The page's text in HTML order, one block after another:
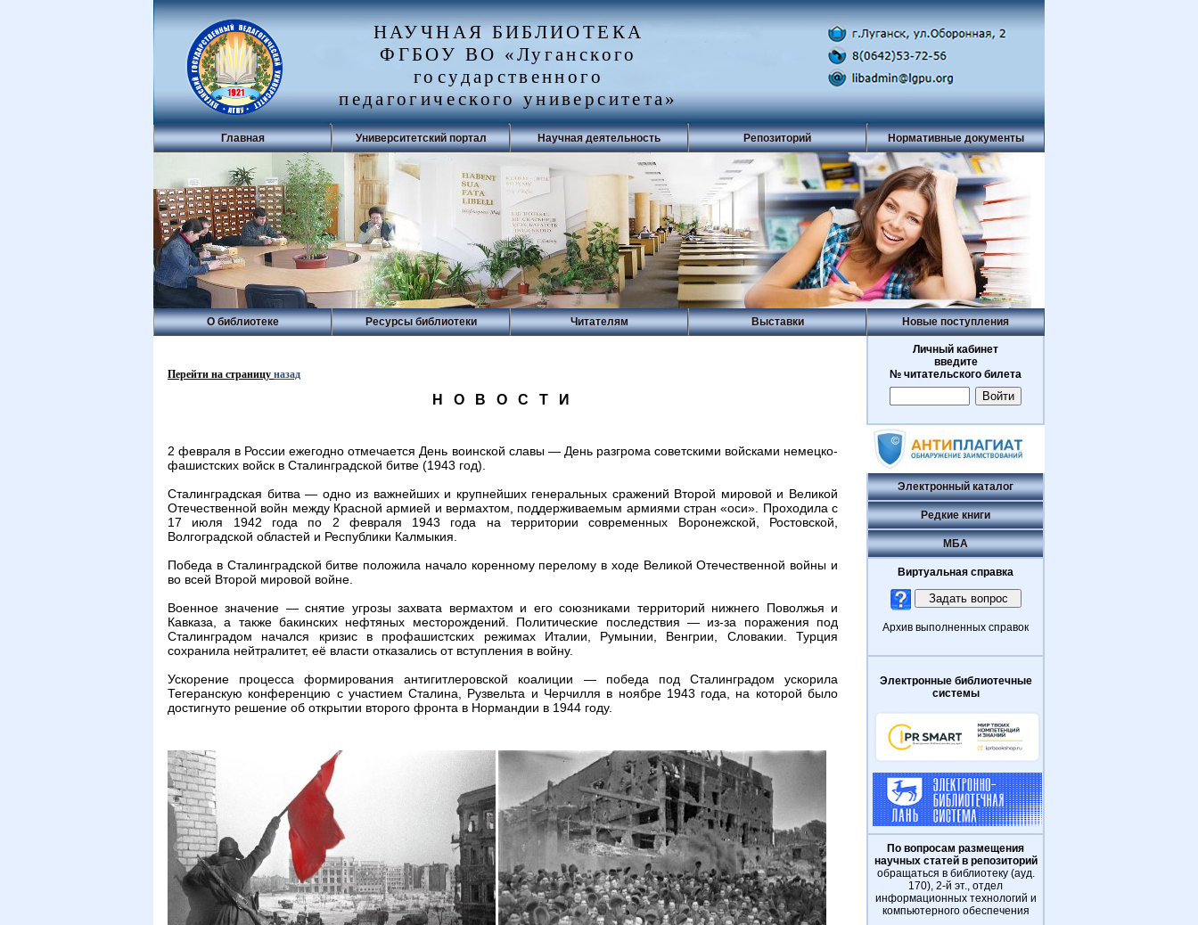
НАУЧНАЯ БИБЛИОТЕКА
ФГБОУ ВО «Луганского
государственного
педагогического университета»
Главная Университетский портал Научная деятельность Репозиторий Нормативные документы
О библиотеке Ресурсы библиотеки Читателям Выставки Новые поступления
Перейти на страницу назад
Н О В О С Т И
2 февраля в России ежегодно отмечается День воинской славы — День разгрома советскими войсками немецко-
фашистских войск в Сталинградской битве (1943 год).
Сталинградская битва — одно из важнейших и крупнейших генеральных сражений Второй мировой и Великой
Отечественной войн между Красной армией и вермахтом, поддерживаемым армиями стран «оси». Проходила с
17 июля 1942 года по 2 февраля 1943 года на территории современных Воронежской, Ростовской,
Волгоградской областей и Республики Калмыкия.
Победа в Сталинградской битве положила начало коренному перелому в ходе Великой Отечественной войны и
во всей Второй мировой войне.
Военное значение — снятие угрозы захвата вермахтом и его союзниками территорий нижнего Поволжья и
Кавказа, а также бакинских нефтяных месторождений. Политические последствия — из-за поражения под
Сталинградом начался кризис в профашистских режимах Италии, Румынии, Венгрии, Словакии. Турция
сохранила нейтралитет, её власти отказались от вступления в войну.
Ускорение процесса формирования антигитлеровской коалиции — победа под Сталинградом ускорила
Тегеранскую конференцию с участием Сталина, Рузвельта и Черчилля в ноябре 1943 года, на которой было
достигнуто решение об открытии второго фронта в Нормандии в 1944 году.
Личный кабинет
введите
№ читательского билета
Электронный каталог
Редкие книги
МБА
Виртуальная справка
Архив выполненных справок
Электронные библиотечные
системы
По вопросам размещения
научных статей в репозиторий
обращаться в библиотеку (ауд.
170), 2-й эт., отдел
информационных технологий и
компьютерного обеспечения